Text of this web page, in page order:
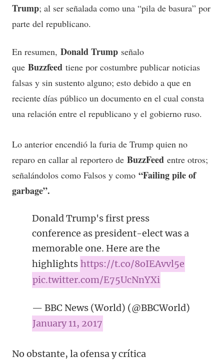
Trump; al ser señalada como una “pila de basura” por
parte del republicano.
En resumen, Donald Trump señalo
que Buzzfeed tiene por costumbre publicar noticias
falsas y sin sustento alguno; esto debido a que en
reciente días público un documento en el cual consta
una relación entre el republicano y el gobierno ruso.
Lo anterior encendió la furia de Trump quien no
reparo en callar al reportero de BuzzFeed entre otros;
señalándolos como Falsos y como “Failing pile of
garbage”.
Donald Trump's first press
conference as president-elect was a
memorable one. Here are the
highlights https://t.co/8oIEAvvl5e
pic.twitter.com/E75UcNnYXi
— BBC News (World) (@BBCWorld)
January 11, 2017
No obstante, la ofensa y crítica